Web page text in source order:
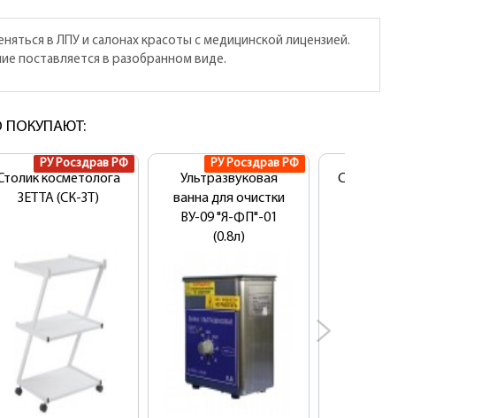
в ЛПУ и салонах красоты с медицинской лицензией.
поставляется в разобранном виде.
ПОКУПАЮТ:
РУ Росздрав РФ
косметолога
ЗЕТТА (СК-ЗТ)
РУ Росздрав РФ
Ультразвуковая
ванна для очистки
ВУ-09 "Я-ФП"-01
(0.8л)
Столик косметолога